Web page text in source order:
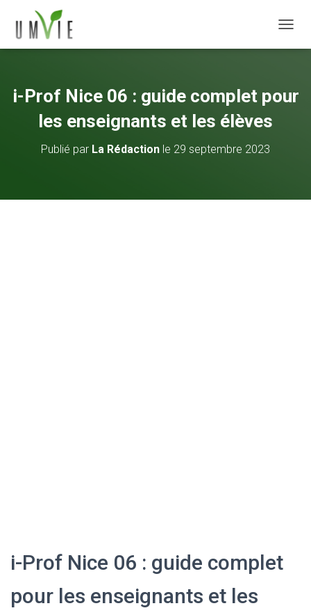
i-Prof Nice 06 : guide complet pour
les enseignants et les élèves
Publié par La Rédaction le 29 septembre 2023
i-Prof Nice 06 : guide complet
pour les enseignants et les